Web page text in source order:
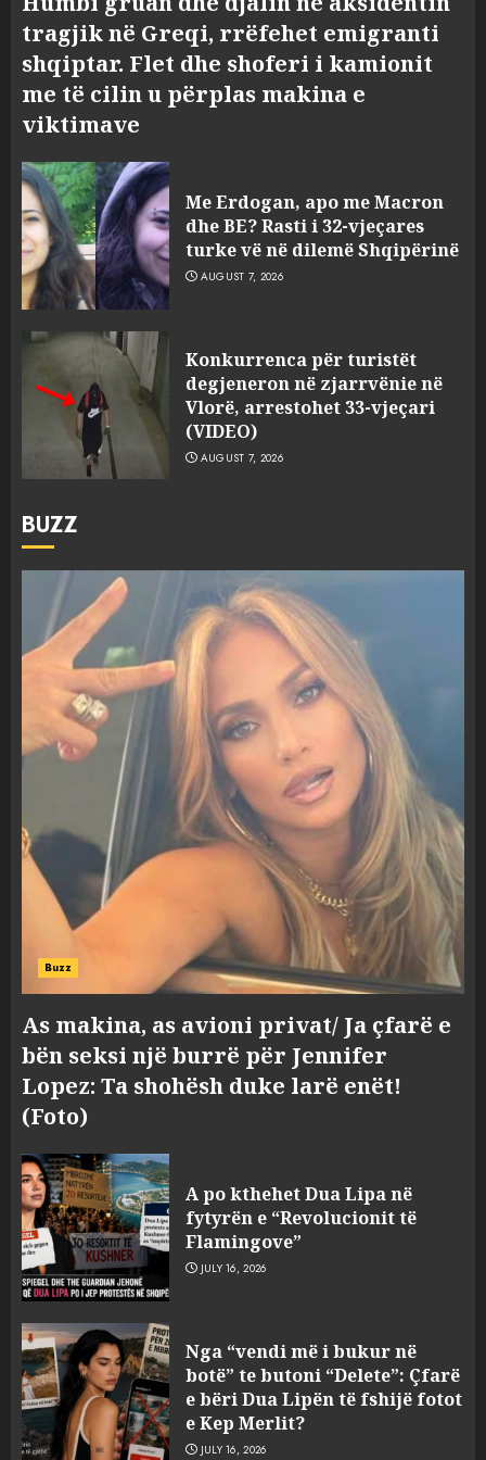
tragjik në Greqi, rrëfehet emigranti
shqiptar. Flet dhe shoferi i kamionit
me të cilin u përplas makina e
viktimave
Me Erdogan, apo me Macron
dhe BE? Rasti i 32-vjeçares
turke vë në dilemë Shqipërinë
AUGUST 7, 2026
Konkurrenca për turistët
degjeneron në zjarrvënie në
Vlorë, arrestohet 33-vjeçari
(VIDEO)
AUGUST 7, 2026
BUZZ
Buzz
As makina, as avioni privat/ Ja çfarë e
bën seksi një burrë për Jennifer
Lopez: Ta shohësh duke larë enët!
(Foto)
A po kthehet Dua Lipa në
fytyrën e “Revolucionit të
Flamingove”
JULY 16, 2026
Nga “vendi më i bukur në
botë” te butoni “Delete”: Çfarë
e bëri Dua Lipën të fshijë fotot
e Kep Merlit?
JULY 16, 2026
3
degjeneron në zjarrvënie në
Vlorë, arrestohet 33-vjeçari
(VIDEO)
AUGUST 7, 2026